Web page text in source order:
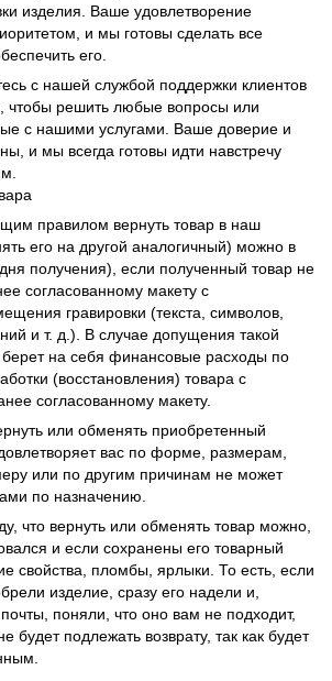
изделия. Ваше удовлетворение
и мы готовы сделать все
его.
с нашей службой поддержки клиентов
чтобы решить любые вопросы или
с нашими услугами. Ваше доверие и
и мы всегда готовы идти навстречу
правилом вернуть товар в наш
его на другой аналогичный) можно в
получения), если полученный товар не
согласованному макету с
гравировки (текста, символов,
и т. д.). В случае допущения такой
на себя финансовые расходы по
(восстановления) товара с
согласованному макету.
или обменять приобретенный
вас по форме, размерам,
или по другим причинам не может
по назначению.
что вернуть или обменять товар можно,
и если сохранены его товарный
свойства, пломбы, ярлыки. То есть, если
изделие, сразу его надели и,
поняли, что оно вам не подходит,
будет подлежать возврату, так как будет